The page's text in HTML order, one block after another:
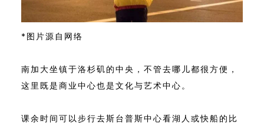
*图片源自网络
南加大坐镇于洛杉矶的中央，不管去哪儿都很方便，
这里既是商业中心也是文化与艺术中心。
课余时间可以步行去斯台普斯中心看湖人或快船的比